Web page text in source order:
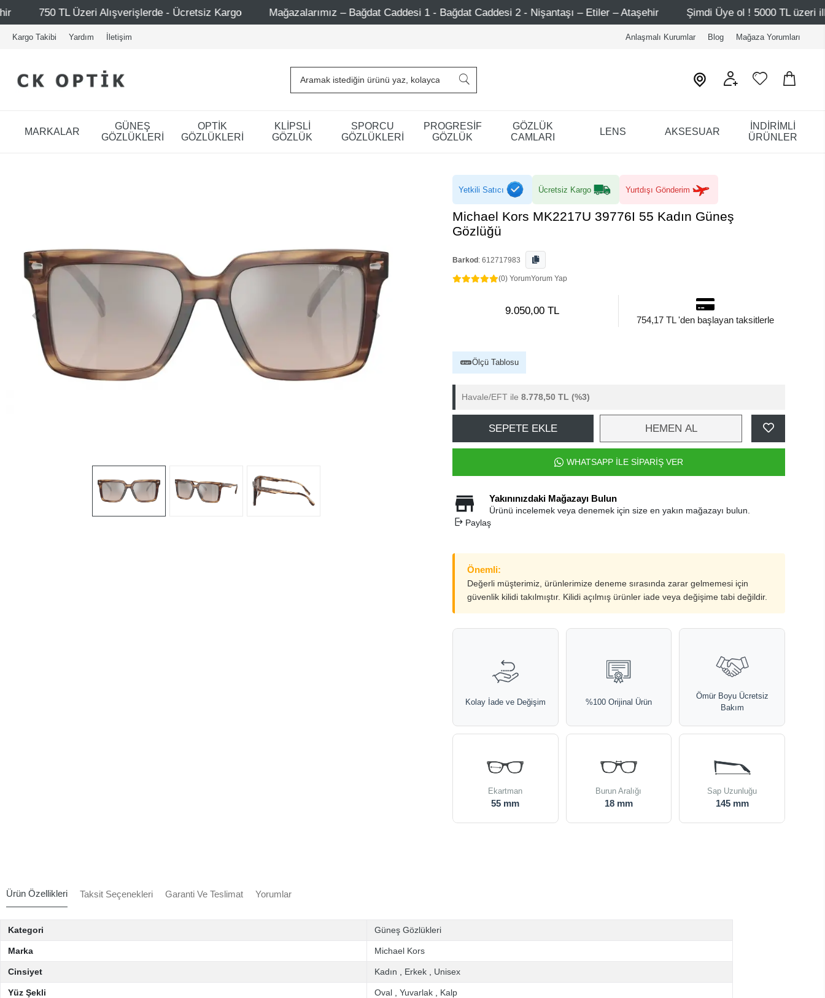
- Ücretsiz Kargo Mağazalarımız – Bağdat Caddesi 1 - Bağdat Caddesi 2 - Nişantaşı – Etiler – Ataşehir Şimdi Üye ol ! 5000 TL üzeri ilk alışverişinde 500
Kargo Takibi Yardım İletişim Anlaşmalı Kurumlar Blog Mağaza Yorumları
MARKALAR
GÜNEŞ
GÖZLÜKLERİ
OPTİK
GÖZLÜKLERİ
KLİPSLİ
GÖZLÜK
SPORCU
GÖZLÜKLERİ
PROGRESİF
GÖZLÜK
GÖZLÜK
CAMLARI
LENS AKSESUAR
İNDİRİMLİ
ÜRÜNLER
Yetkili Satıcı Ücretsiz Kargo Yurtdışı Gönderim
Michael Kors MK2217U 39776I 55 Kadın Güneş
Gözlüğü
Barkod : 612717983
(0) YorumYorum Yap
9.050,00 TL
754,17 TL 'den başlayan taksitlerle
Ölçü Tablosu
Havale/EFT ile 8.778,50 TL (%3)
SEPETE EKLE HEMEN AL
WHATSAPP İLE SİPARİŞ VER
Yakınınızdaki Mağazayı Bulun
Ürünü incelemek veya denemek için size en yakın mağazayı bulun.
Paylaş
Önemli:
Değerli müşterimiz, ürünlerimize deneme sırasında zarar gelmemesi için
güvenlik kilidi takılmıştır. Kilidi açılmış ürünler iade veya değişime tabi değildir.
Kolay İade ve Değişim %100 Orijinal Ürün
Ömür Boyu Ücretsiz
Bakım
Ekartman
55 mm
Burun Aralığı
18 mm
Sap Uzunluğu
145 mm
Ürün Özellikleri Taksit Seçenekleri Garanti Ve Teslimat Yorumlar
Kategori Güneş Gözlükleri
Marka Michael Kors
Cinsiyet Kadın Erkek Unisex
Yüz Şekli Oval Yuvarlak Kalp